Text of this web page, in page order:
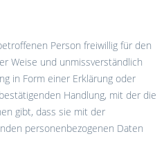
Person freiwillig für den
Weise und unmissverständlich
in Form einer Erklärung oder
Handlung, mit der die
gibt, dass sie mit der
personenbezogenen Daten